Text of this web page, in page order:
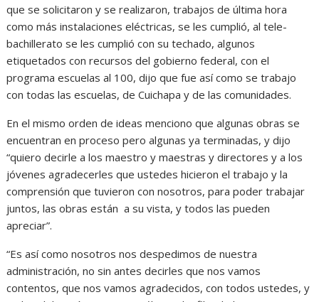
que se solicitaron y se realizaron, trabajos de última hora
como más instalaciones eléctricas, se les cumplió, al tele-
bachillerato se les cumplió con su techado, algunos
etiquetados con recursos del gobierno federal, con el
programa escuelas al 100, dijo que fue así como se trabajo
con todas las escuelas, de Cuichapa y de las comunidades.
En el mismo orden de ideas menciono que algunas obras se
encuentran en proceso pero algunas ya terminadas, y dijo
“quiero decirle a los maestro y maestras y directores y a los
jóvenes agradecerles que ustedes hicieron el trabajo y la
comprensión que tuvieron con nosotros, para poder trabajar
juntos, las obras están a su vista, y todos las pueden
apreciar”.
“Es así como nosotros nos despedimos de nuestra
administración, no sin antes decirles que nos vamos
contentos, que nos vamos agradecidos, con todos ustedes, y